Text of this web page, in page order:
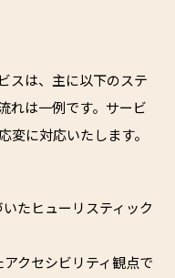
スは、主に以下のステ
れは一例です。サービ
変に対応いたします。
たヒューリスティック
クセシビリティ観点で